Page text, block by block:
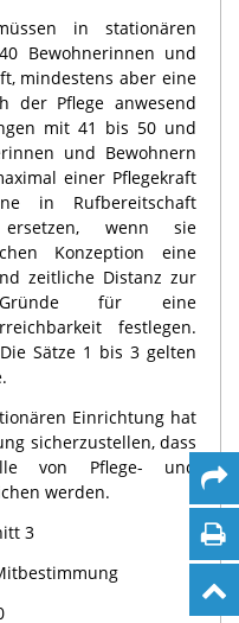
in stationären
Bewohnerinnen und
mindestens aber eine
der Pflege anwesend
mit 41 bis 50 und
und Bewohnern
einer Pflegekraft
in Rufbereitschaft
ersetzen, wenn sie
Konzeption eine
zeitliche Distanz zur
für eine
festlegen.
Die Sätze 1 bis 3 gelten
Einrichtung hat
sicherzustellen, dass
von Pflege- und
werden.
3